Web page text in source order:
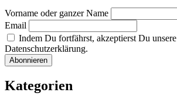
Vorname oder ganzer Name
Email
Indem Du fortfährst, akzeptierst Du unsere
Datenschutzerklärung.
Kategorien